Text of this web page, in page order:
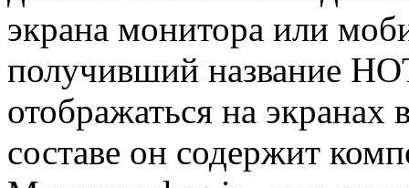
экрана монитора или
получивший название
отображаться на
составе он содержит